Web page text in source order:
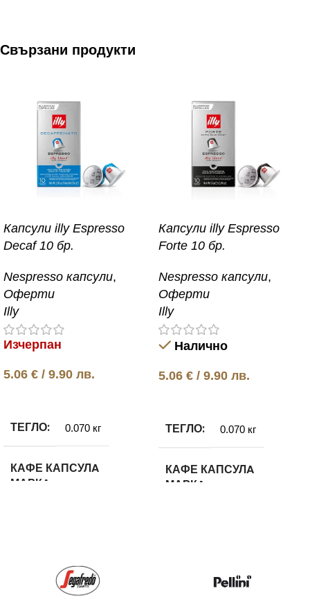
Свързани продукти
Капсули illy Espresso
Decaf 10 бр.
Nespresso капсули,
Оферти
Illy
Изчерпан
5.06 € / 9.90 лв.
ТЕГЛО 0.070 кг
КАФЕ КАПСУЛA
МАРКA
Безкофеиново
Капсули illy Espresso
Forte 10 бр.
Nespresso капсули,
Оферти
Illy
Налично
5.06 € / 9.90 лв.
ТЕГЛО 0.070 кг
КАФЕ КАПСУЛA
МАРКA